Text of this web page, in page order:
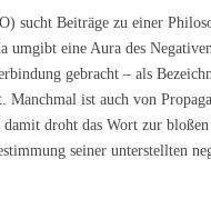
Beiträge zu einer
umgibt eine Aura des
gebracht – als
ist auch von
droht das Wort zur
seiner unterstellten